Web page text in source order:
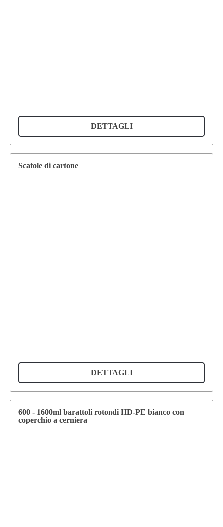
DETTAGLI
Scatole di cartone
DETTAGLI
600 - 1600ml barattoli rotondi HD-PE bianco con
coperchio a cerniera